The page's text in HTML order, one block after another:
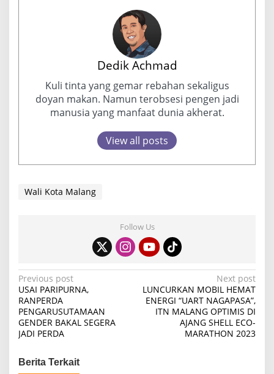
Dedik Achmad
Kuli tinta yang gemar rebahan sekaligus
doyan makan. Namun terobsesi pengen jadi
manusia yang manfaat dunia akherat.
View all posts
Wali Kota Malang
Follow Us
P
o
s
t
a
Previous post
USAI PARIPURNA,
RANPERDA
PENGARUSUTAMAAN
GENDER BAKAL SEGERA
JADI PERDA
Next post
LUNCURKAN MOBIL HEMAT
ENERGI “UART NAGAPASA”,
ITN MALANG OPTIMIS DI
AJANG SHELL ECO-
MARATHON 2023
Berita Terkait